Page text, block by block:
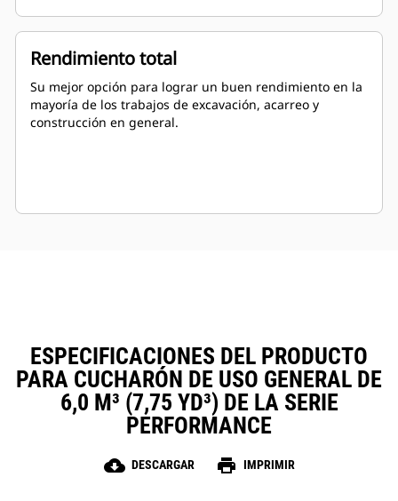
Rendimiento total
Su mejor opción para lograr un buen rendimiento en la
mayoría de los trabajos de excavación, acarreo y
construcción en general.
ESPECIFICACIONES DEL PRODUCTO
PARA CUCHARÓN DE USO GENERAL DE
6,0 M³ (7,75 YD³) DE LA SERIE
PERFORMANCE
cloud_download DESCARGAR print IMPRIMIR